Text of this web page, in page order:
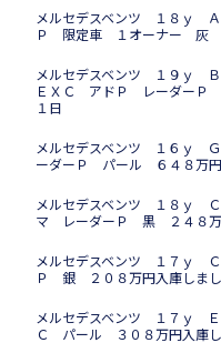
メルセデスベンツ １８ｙ
Ｐ 限定車 １オーナー 灰
メルセデスベンツ １９ｙ
ＥＸＣ アドＰ レーダーＰ
１日
メルセデスベンツ １６ｙ
ーダーＰ パール ６４８万円
メルセデスベンツ １８ｙ
マ レーダーＰ 黒 ２４８万
メルセデスベンツ １７ｙ
Ｐ 銀 ２０８万円入庫しまし
メルセデスベンツ １７ｙ
Ｃ パール ３０８万円入庫し